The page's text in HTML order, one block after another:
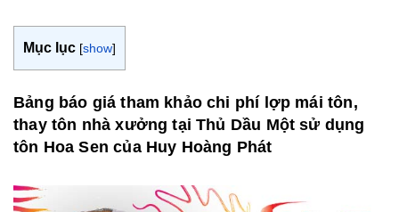
Mục lục [show]
Bảng báo giá tham khảo chi phí lợp mái tôn,
thay tôn nhà xưởng tại Thủ Dầu Một sử dụng
tôn Hoa Sen của Huy Hoàng Phát